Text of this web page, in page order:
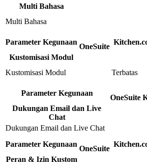
Multi Bahasa
Multi Bahasa
Parameter Kegunaan
OneSuite
Kustomisasi Modul
Kustomisasi Modul
Terbatas
Parameter Kegunaan
OneSuite
Dukungan Email dan Live
Chat
Dukungan Email dan Live Chat
Parameter Kegunaan
OneSuite
Peran & Izin Kustom